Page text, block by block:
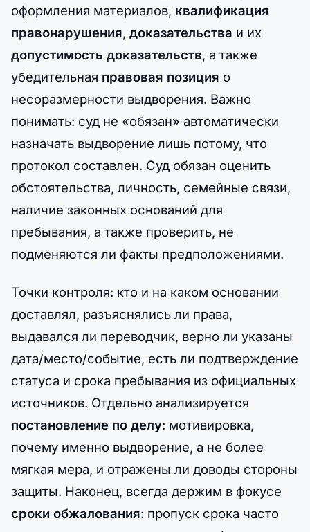
оформления материалов, квалификация
правонарушения, доказательства и их
допустимость доказательств, а также
убедительная правовая позиция о
несоразмерности выдворения. Важно
понимать: суд не «обязан» автоматически
назначать выдворение лишь потому, что
протокол составлен. Суд обязан оценить
обстоятельства, личность, семейные связи,
наличие законных оснований для
пребывания, а также проверить, не
подменяются ли факты предположениями.
Точки контроля: кто и на каком основании
доставлял, разъяснялись ли права,
выдавался ли переводчик, верно ли указаны
дата/место/событие, есть ли подтверждение
статуса и срока пребывания из официальных
источников. Отдельно анализируется
постановление по делу: мотивировка,
почему именно выдворение, а не более
мягкая мера, и отражены ли доводы стороны
защиты. Наконец, всегда держим в фокусе
сроки обжалования: пропуск срока часто